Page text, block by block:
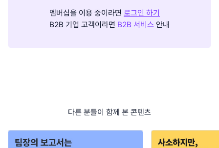
멤버십을 이용 중이라면 로그인 하기
B2B 기업 고객이라면 B2B 서비스 안내
다른 분들이 함께 본 콘텐츠